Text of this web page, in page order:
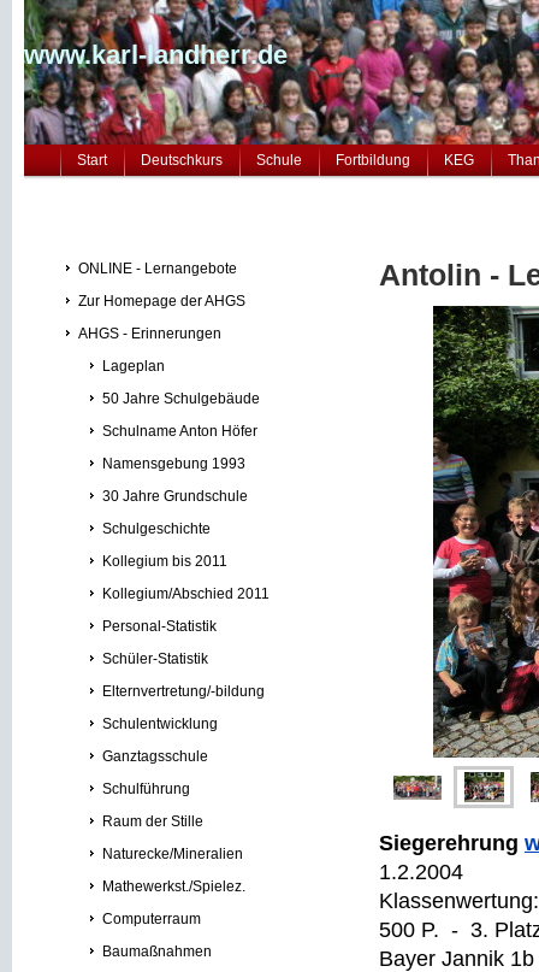
www.karl-landherr.de
Start Deutschkurs Schule Fortbildung KEG
ONLINE - Lernangebote
Zur Homepage der AHGS
AHGS - Erinnerungen
Lageplan
50 Jahre Schulgebäude
Schulname Anton Höfer
Namensgebung 1993
30 Jahre Grundschule
Schulgeschichte
Kollegium bis 2011
Kollegium/Abschied 2011
Personal-Statistik
Schüler-Statistik
Elternvertretung/-bildung
Schulentwicklung
Ganztagsschule
Schulführung
Raum der Stille
Naturecke/Mineralien
Mathewerkst./Spielez.
Computerraum
Baumaßnahmen
Antolin -
Siegerehrung
1.2.2004
500 P. - 3.
Bayer Jannik